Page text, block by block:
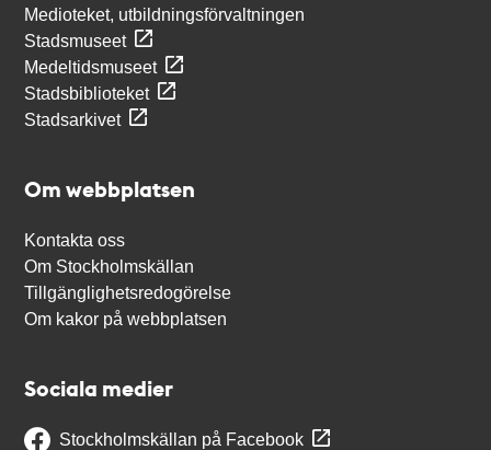
Medioteket, utbildningsförvaltningen
Stadsmuseet
Medeltidsmuseet
Stadsbiblioteket
Stadsarkivet
Om webbplatsen
Kontakta oss
Om Stockholmskällan
Tillgänglighetsredogörelse
Om kakor på webbplatsen
Sociala medier
Stockholmskällan på Facebook